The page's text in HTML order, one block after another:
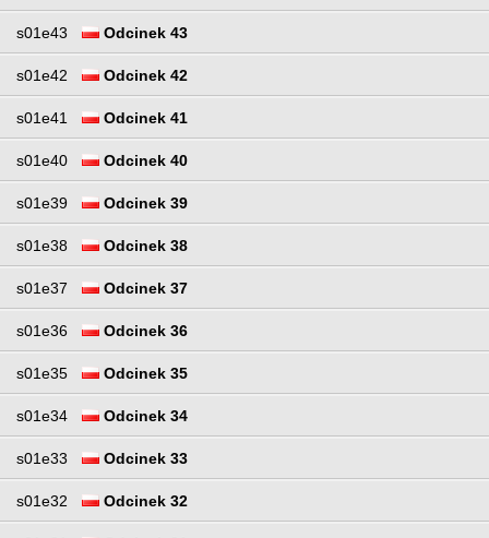
s01e43 Odcinek 43
s01e42 Odcinek 42
s01e41 Odcinek 41
s01e40 Odcinek 40
s01e39 Odcinek 39
s01e38 Odcinek 38
s01e37 Odcinek 37
s01e36 Odcinek 36
s01e35 Odcinek 35
s01e34 Odcinek 34
s01e33 Odcinek 33
s01e32 Odcinek 32